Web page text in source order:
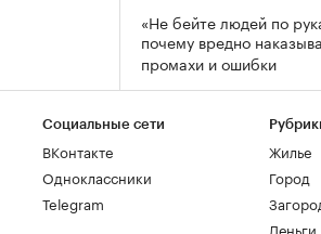
«Не бейте людей по
почему вредно
промахи и ошибки
Социальные сети
ВКонтакте
Одноклассники
Telegram
Жилье
Город
Деньги